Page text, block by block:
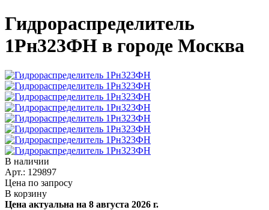
Гидрораспределитель
1Рн323ФН в городе Москва
В наличии
Арт.: 129897
Цена по запросу
В корзину
Цена актуальна на 8 августа 2026 г.